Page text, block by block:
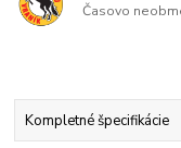
Časovo
Kompletné špecifikácie